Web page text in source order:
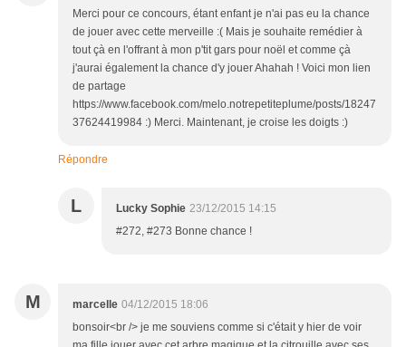
Merci pour ce concours, étant enfant je n'ai pas eu la chance
de jouer avec cette merveille :( Mais je souhaite remédier à
tout çà en l'offrant à mon p'tit gars pour noël et comme çà
j'aurai également la chance d'y jouer Ahahah ! Voici mon lien
de partage
https://www.facebook.com/melo.notrepetiteplume/posts/18247
37624419984 :) Merci. Maintenant, je croise les doigts :)
Répondre
L Lucky Sophie 23/12/2015 14:15
#272, #273 Bonne chance !
M marcelle 04/12/2015 18:06
bonsoir<br /> je me souviens comme si c'était y hier de voir